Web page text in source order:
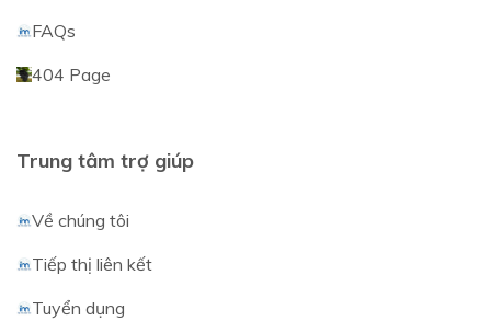
FAQs
404 Page
Trung tâm trợ giúp
Về chúng tôi
Tiếp thị liên kết
Tuyển dụng